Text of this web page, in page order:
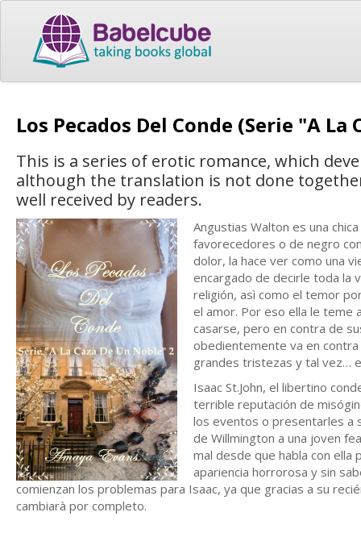
Los Pecados Del Conde (Serie "A
This is a series of erotic romance, which
although the translation is not done
well received by readers.
Angustias Walton es una
favorecedores o de negro
dolor, la hace ver como una
encargado de decirle toda la
religión, asì como el temor
el amor. Por eso ella le teme
casarse, pero en contra de
obedientemente va en
grandes tristezas y tal vez…
Isaac St.John, el libertino
terrible reputación de
los eventos o presentarles a
de Willmington a una joven
mal desde que habla con
apariencia horrorosa y sin
comienzan los problemas para Isaac, ya que gracias a su
cambiarà por completo.